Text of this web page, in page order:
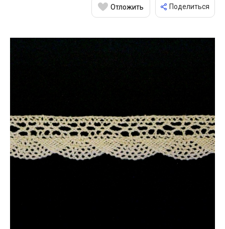
Отложить Поделиться